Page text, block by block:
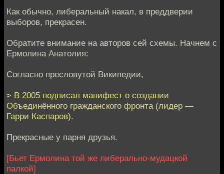
Как обычно, либеральный накал, в преддверии
выборов, прекрасен.
Обратите внимание на авторов сей схемы. Начнем с
Ермолина Анатолия:
Согласно пресловутой Википедии,
> В 2005 подписал манифест о создании
Объединённого гражданского фронта (лидер —
Гарри Каспаров).
Прекрасные у парня друзья.
[Бьет Ермолина той же либерально-мудацкой
палкой]